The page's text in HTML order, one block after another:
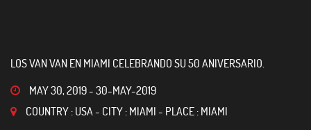
LOS VAN VAN EN MIAMI CELEBRANDO SU 50 ANIVERSARIO.
MAY 30, 2019-30-MAY-2019
COUNTRY : USA - CITY : MIAMI - PLACE : MIAMI